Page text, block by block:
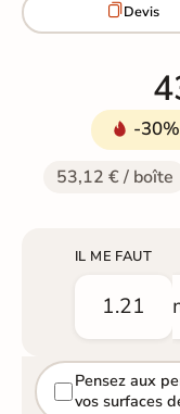
Devis
-30%
53,12 € / boîte
IL ME FAUT
Pensez aux
vos surfaces